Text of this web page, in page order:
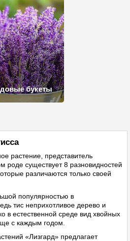
букеты
растение, представитель
роде существует 8 разновидностей
различаются только своей
популярностью в
тис неприхотливое дерево и
в естественной среде вид хвойных
с каждым годом.
«Лизгард» предлагает